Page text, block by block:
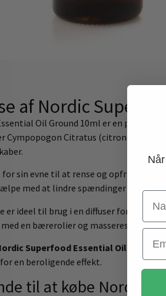
af Nordic
Oil Ground 10ml er en perfekt
Cympopogon Citratus (citronella),
sin evne til at rense og opfriske
med at lindre spændinger og
er ideel til brug i en diffuser for at
med en bærerolier og masseres ind i
Superfood Essential Oil Ground
en beroligende effekt.
til at købe Nordic
Navn
Email